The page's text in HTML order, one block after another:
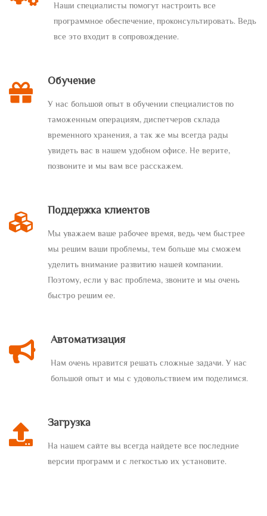
Наши специалисты помогут настроить все
программное обеспечение, проконсультировать. Ведь
все это входит в сопровождение.
Обучение
У нас большой опыт в обучении специалистов по
таможенным операциям, диспетчеров склада
временного хранения, а так же мы всегда рады
увидеть вас в нашем удобном офисе. Не верите,
позвоните и мы вам все расскажем.
Поддержка клиентов
Мы уважаем ваше рабочее время, ведь чем быстрее
мы решим ваши проблемы, тем больше мы сможем
уделить внимание развитию нашей компании.
Поэтому, если у вас проблема, звоните и мы очень
быстро решим ее.
Автоматизация
Нам очень нравится решать сложные задачи. У нас
большой опыт и мы с удовольствием им поделимся.
Загрузка
На нашем сайте вы всегда найдете все последние
версии программ и с легкостью их установите.